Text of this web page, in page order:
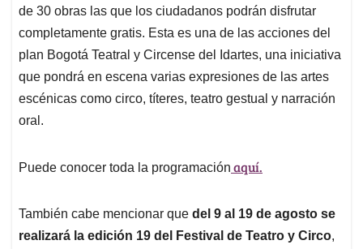
de 30 obras las que los ciudadanos podrán disfrutar
completamente gratis. Esta es una de las acciones del
plan Bogotá Teatral y Circense del Idartes, una iniciativa
que pondrá en escena varias expresiones de las artes
escénicas como circo, títeres, teatro gestual y narración
oral.
Puede conocer toda la programación aquí.
También cabe mencionar que del 9 al 19 de agosto se
realizará la edición 19 del Festival de Teatro y Circo,